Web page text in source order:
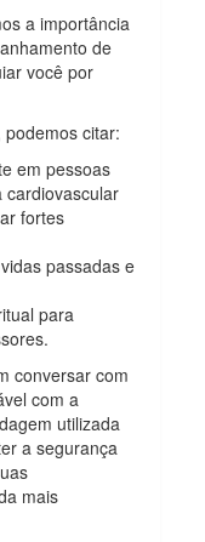
a importância
de
você por
citar:
em pessoas
cardiovascular
fortes
passadas e
para
conversar com
com a
utilizada
a segurança
mais